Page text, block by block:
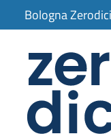
Bologna